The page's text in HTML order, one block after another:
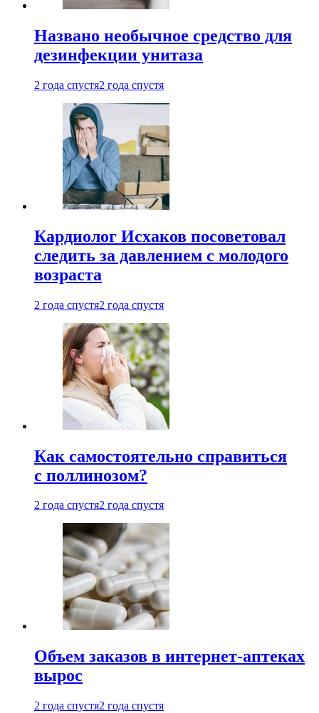
Названо необычное средство для
дезинфекции унитаза
2 года спустя2 года спустя
Кардиолог Исхаков посоветовал
следить за давлением с молодого
возраста
2 года спустя2 года спустя
Как самостоятельно справиться
с поллинозом?
2 года спустя2 года спустя
Объем заказов в интернет-аптеках
вырос
2 года спустя2 года спустя